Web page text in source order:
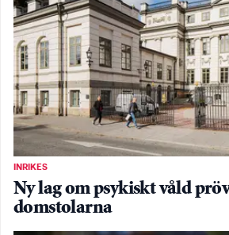
INRIKES
Ny lag om psykiskt våld
domstolarna